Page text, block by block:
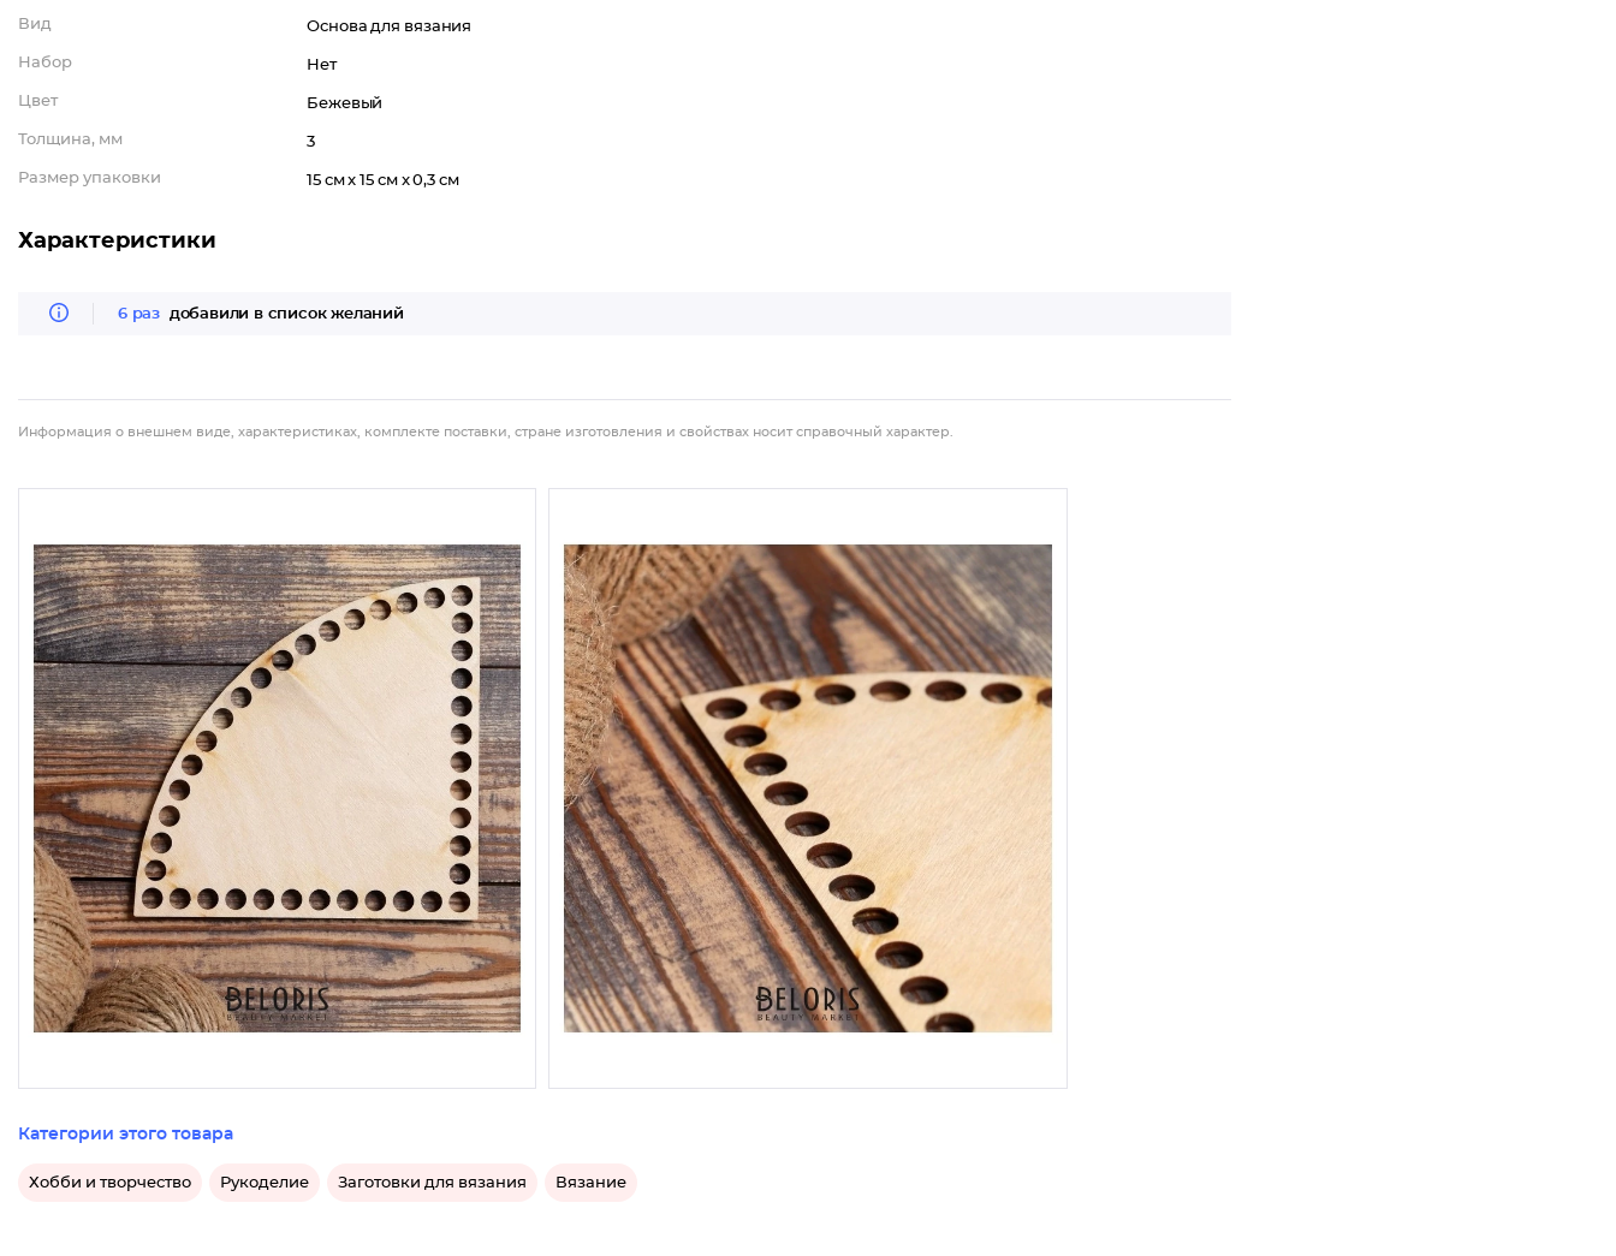
Вид Основа для вязания
Набор Нет
Цвет Бежевый
Толщина, мм 3
Размер упаковки 15 см x 15 см x 0,3 см
Характеристики
6 раз добавили в список желаний
Информация о внешнем виде, характеристиках, комплекте поставки, стране изготовления и свойствах носит справочный характер.
Категории этого товара
Хобби и творчество Рукоделие Заготовки для вязания Вязание